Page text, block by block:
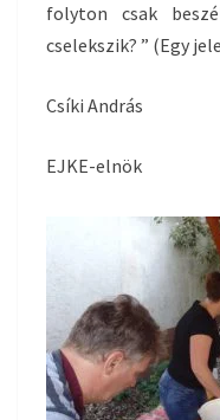
folyton csak
cselekszik? ” (Egy
Csíki András
EJKE-elnök